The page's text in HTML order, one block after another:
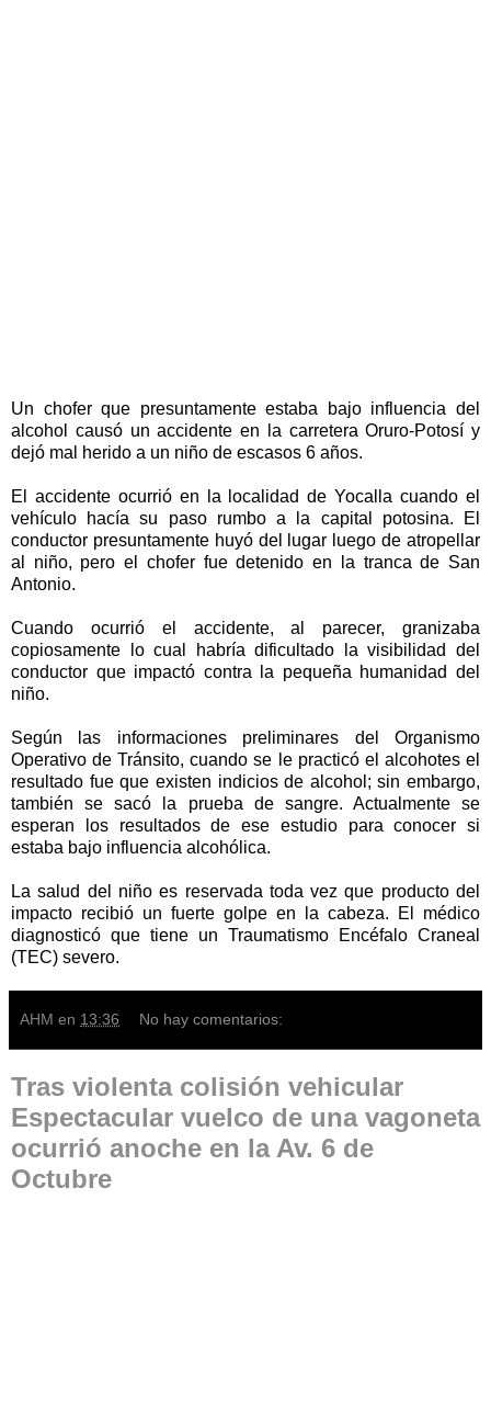
Un chofer que presuntamente estaba bajo influencia del
alcohol causó un accidente en la carretera Oruro-Potosí y
dejó mal herido a un niño de escasos 6 años.
El accidente ocurrió en la localidad de Yocalla cuando el
vehículo hacía su paso rumbo a la capital potosina. El
conductor presuntamente huyó del lugar luego de atropellar
al niño, pero el chofer fue detenido en la tranca de San
Antonio.
Cuando ocurrió el accidente, al parecer, granizaba
copiosamente lo cual habría dificultado la visibilidad del
conductor que impactó contra la pequeña humanidad del
niño.
Según las informaciones preliminares del Organismo
Operativo de Tránsito, cuando se le practicó el alcohotes el
resultado fue que existen indicios de alcohol; sin embargo,
también se sacó la prueba de sangre. Actualmente se
esperan los resultados de ese estudio para conocer si
estaba bajo influencia alcohólica.
La salud del niño es reservada toda vez que producto del
impacto recibió un fuerte golpe en la cabeza. El médico
diagnosticó que tiene un Traumatismo Encéfalo Craneal
(TEC) severo.
AHM en 13:36 No hay comentarios:
Tras violenta colisión vehicular
Espectacular vuelco de una vagoneta
ocurrió anoche en la Av. 6 de
Octubre